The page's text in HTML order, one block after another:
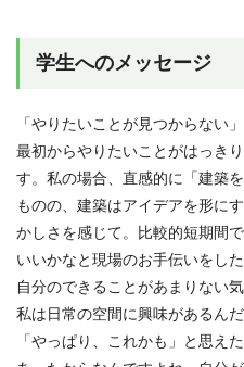
学生へのメッセージ
「やりたいことが見つからない
最初からやりたいことがはっき
す。私の場合、直感的に「建築
ものの、建築はアイデアを形に
かしさを感じて。比較的短期間
いいかなと現場のお手伝いをし
自分のできることがあまりない
私は日常の空間に興味があるん
「やっぱり、これかも」と思え